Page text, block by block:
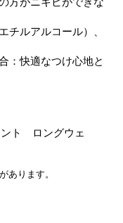
チルアルコール）、
：快適なつけ心地と
ト ロングウェ
あります。